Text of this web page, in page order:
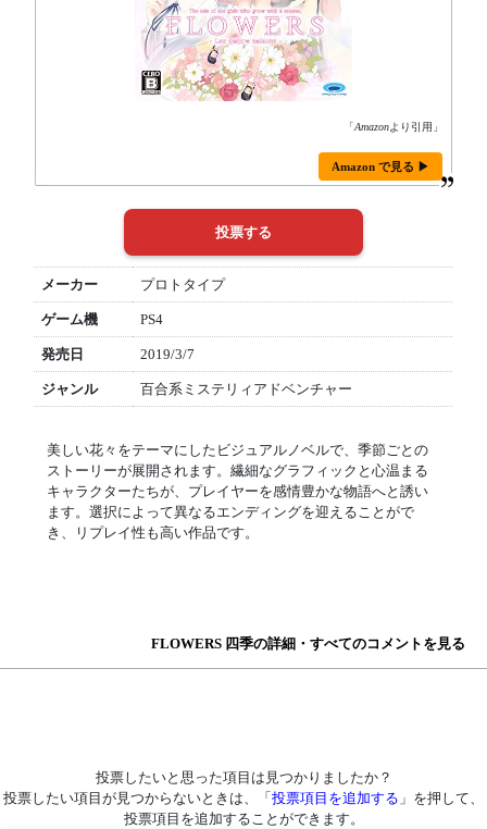
「Amazonより引用」
Amazon で見る ▶
メーカー プロトタイプ
ゲーム機 PS4
発売日 2019/3/7
ジャンル 百合系ミステリィアドベンチャー
美しい花々をテーマにしたビジュアルノベルで、季節ごとの
ストーリーが展開されます。繊細なグラフィックと心温まる
キャラクターたちが、プレイヤーを感情豊かな物語へと誘い
ます。選択によって異なるエンディングを迎えることがで
き、リプレイ性も高い作品です。
FLOWERS 四季の詳細・すべてのコメントを見る
投票したいと思った項目は見つかりましたか？
投票したい項目が見つからないときは、「 投票項目を追加する 」を押して、
投票項目を追加することができます。